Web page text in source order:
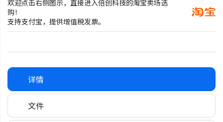
欢迎点击右侧图示，直接进入倍创科技的淘宝卖场选
购！
支持支付宝，提供增值税发票。
详情
文件